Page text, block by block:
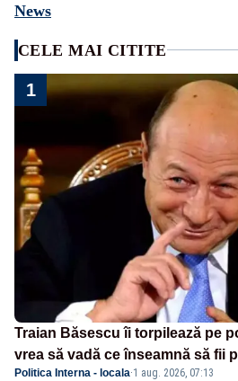
News
CELE MAI CITITE
1
Traian Băsescu îi torpilează pe
vrea să vadă ce înseamnă să fii
România
Politica Interna - locala·1 aug. 2026, 07:13